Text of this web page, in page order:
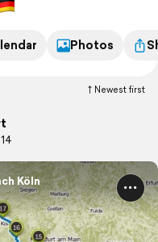
Photos
Newest first
Köln